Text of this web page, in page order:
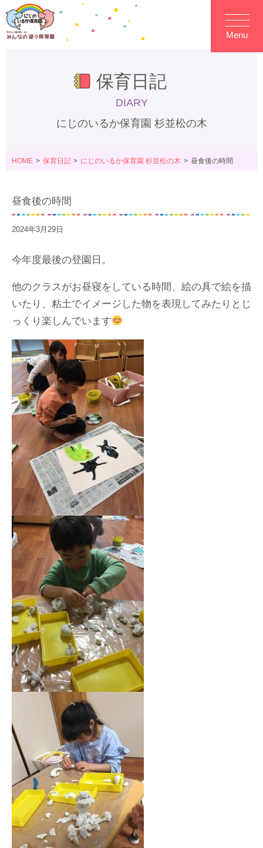
Menu
保育日記
DIARY
にじのいるか保育園 杉並松の木
HOME 保育日記 にじのいるか保育園 杉並松の木 昼食後の時間
昼食後の時間
2024年3月29日
今年度最後の登園日。
他のクラスがお昼寝をしている時間、絵の具で絵を描
いたり、粘土でイメージした物を表現してみたりとじ
っくり楽しんでいます